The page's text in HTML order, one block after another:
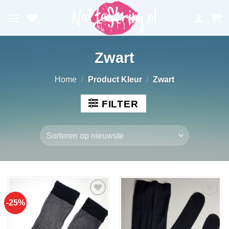
Zwart
Home / Product Kleur / Zwart
FILTER
-25%
Aan
verlanglijst
toevoegen
Aan
verlanglijst
toevoegen